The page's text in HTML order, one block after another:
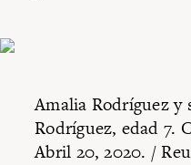
Amalia Rodríguez
Rodríguez, edad 7.
Abril 20, 2020. /